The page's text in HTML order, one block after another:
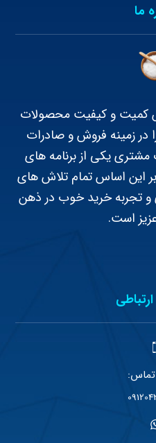
ما
کمیت و کیفیت محصولات
در زمینه فروش و صادرات
مشتری یکی از برنامه های
این اساس تمام تلاش های
تجربه خرید خوب در ذهن
است.
تماس: